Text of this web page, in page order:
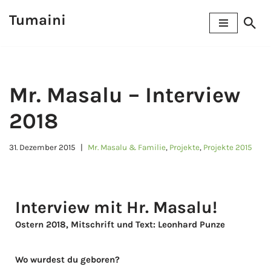
Tumaini
Mr. Masalu – Interview
2018
31. Dezember 2015 Mr. Masalu & Familie, Projekte, Projekte 2015
Interview mit Hr. Masalu!
Ostern 2018, Mitschrift und Text: Leonhard Punze
Wo wurdest du geboren?